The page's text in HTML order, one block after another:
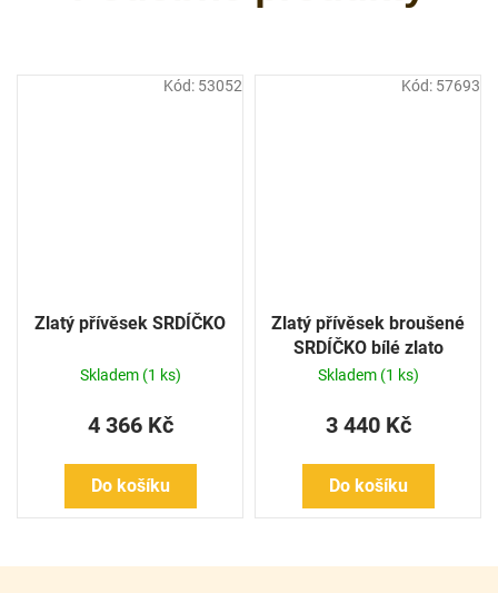
Zlatý přívěsek SRDÍČKO
Skladem (1 ks)
4 366 Kč
Do košíku
Kód: 53052
Zlatý přívěsek broušené
SRDÍČKO bílé zlato
Skladem (1 ks)
3 440 Kč
Do košíku
Kód: 57693